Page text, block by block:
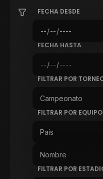
FECHA DESDE
FECHA HASTA
FILTRAR POR
FILTRAR POR
FILTRAR POR